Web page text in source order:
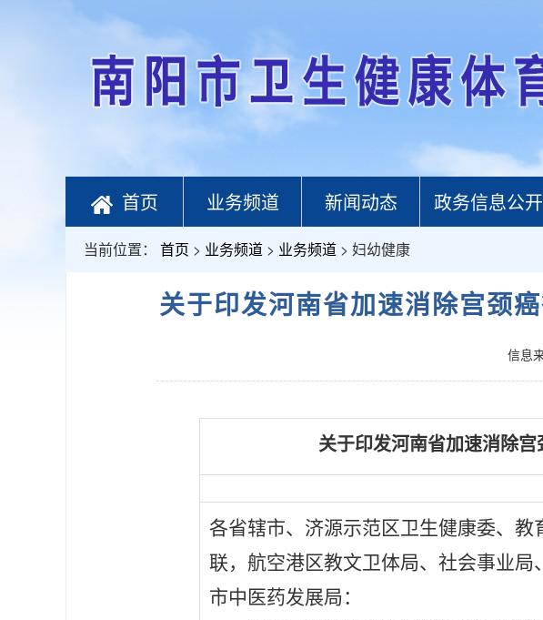
首页 业务频道 新闻动态 政务信息公开
当前位置： 首页 > 业务频道 > 业务频道 > 妇幼健康
关于印发河南省加速消除宫颈
信息
关于印发河南省加速消除宫
各省辖市、济源示范区卫生健康委、
联，航空港区教文卫体局、社会事业
市中医药发展局：